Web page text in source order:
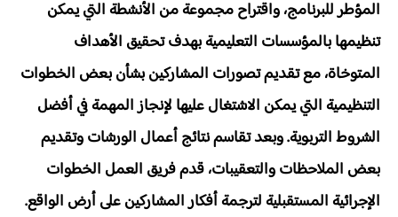
المؤطر للبرنامج، واقتراح مجموعة من الأنشطة التي يمكن
تنظيمها بالمؤسسات التعليمية بهدف تحقيق الأهداف
المتوخاة، مع تقديم تصورات المشاركين بشأن بعض الخطوات
التنظيمية التي يمكن الاشتغال عليها لإنجاز المهمة في أفضل
الشروط التربوية. وبعد تقاسم نتائج أعمال الورشات وتقديم
بعض الملاحظات والتعقيبات، قدم فريق العمل الخطوات
الإجرائية المستقبلية لترجمة أفكار المشاركين على أرض الواقع.